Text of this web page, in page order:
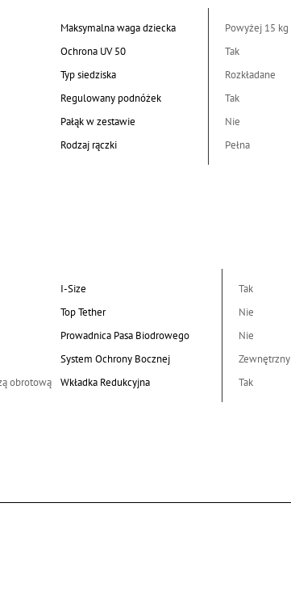
Maksymalna waga dziecka
Powyżej 15 kg
Ochrona UV 50
Tak
Typ siedziska
Rozkładane
Regulowany podnóżek
Tak
Pałąk w zestawie
Nie
Rodzaj rączki
Pełna
obrotową
I-Size
Tak
Top Tether
Nie
Prowadnica Pasa Biodrowego
Nie
System Ochrony Bocznej
Zewnętrzny
Wkładka Redukcyjna
Tak